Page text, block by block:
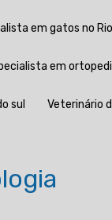
em gatos no
em
sul Veterinário